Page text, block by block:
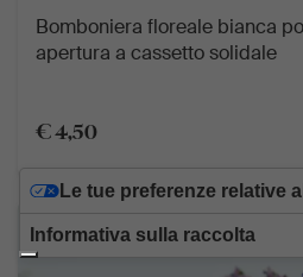
Bomboniera floreale bianca
apertura a cassetto solidale
€ 4,50
Le tue preferenze relative
Informativa sulla raccolta